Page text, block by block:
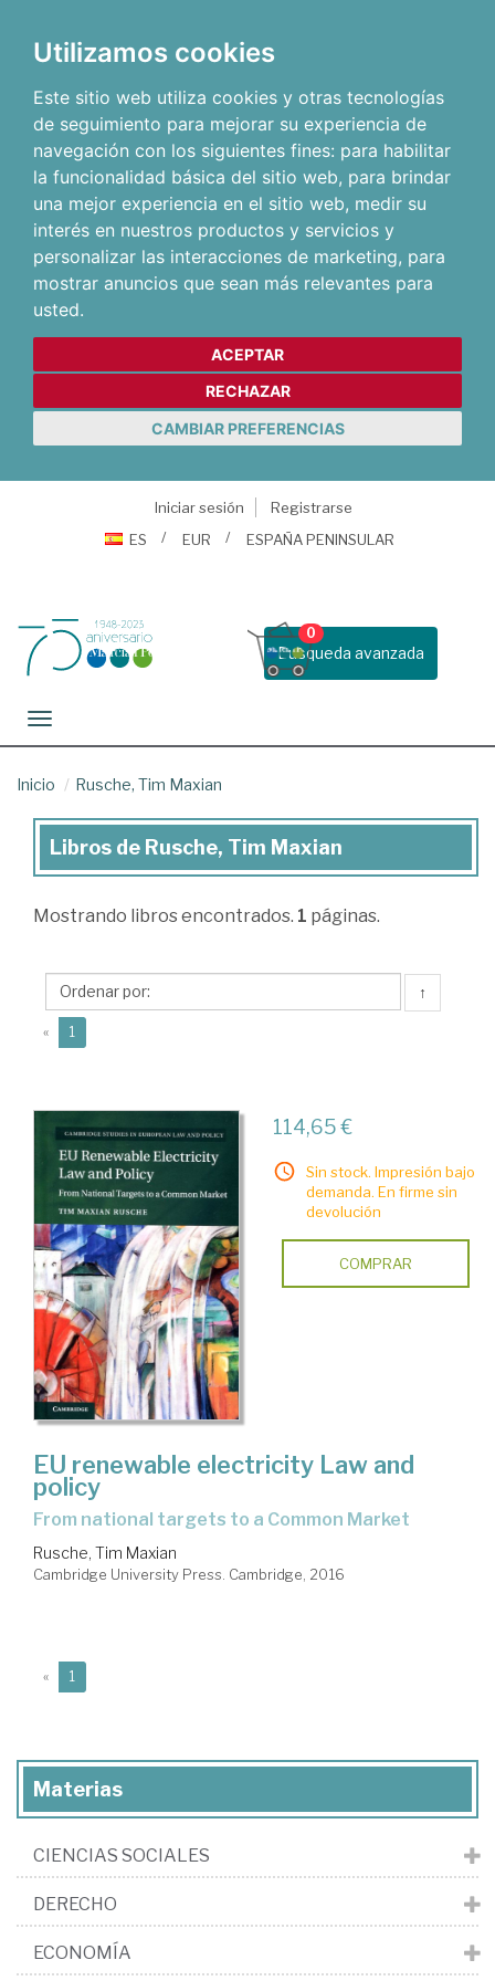
Utilizamos cookies
Este sitio web utiliza cookies y otras tecnologías
de seguimiento para mejorar su experiencia de
navegación con los siguientes fines: para habilitar
la funcionalidad básica del sitio web, para brindar
una mejor experiencia en el sitio web, medir su
interés en nuestros productos y servicios y
personalizar las interacciones de marketing, para
mostrar anuncios que sean más relevantes para
usted.
ACEPTAR
RECHAZAR
CAMBIAR PREFERENCIAS
Iniciar sesión
Registrarse
ES
EUR ESPAÑA PENINSULAR
Busqueda avanzada
0
Toggle navigation
Inicio Rusche, Tim Maxian
Libros
Rusche,
Maxian
Libros de Rusche, Tim Maxian
Mostrando libros encontrados. 1 páginas.
↑
« 1
114,65 €
Sin stock. Impresión bajo
demanda. En firme sin
devolución
COMPRAR
EU renewable electricity Law and
policy
from national targets to a Common Market
Rusche, Tim Maxian
Cambridge University Press. Cambridge, 2016
« 1
Materias
CIENCIAS SOCIALES
DERECHO
ECONOMÍA